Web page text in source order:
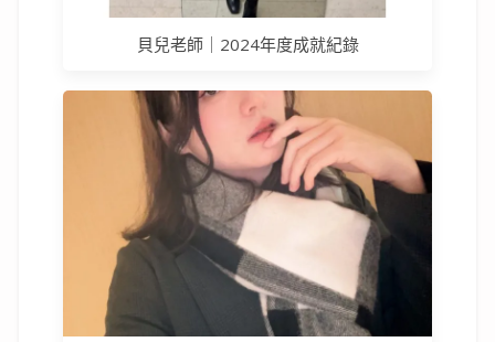
貝兒老師｜2024年度成就紀錄